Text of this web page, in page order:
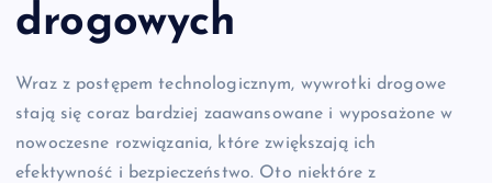
drogowych
Wraz z postępem technologicznym, wywrotki drogowe
stają się coraz bardziej zaawansowane i wyposażone w
nowoczesne rozwiązania, które zwiększają ich
efektywność i bezpieczeństwo. Oto niektóre z